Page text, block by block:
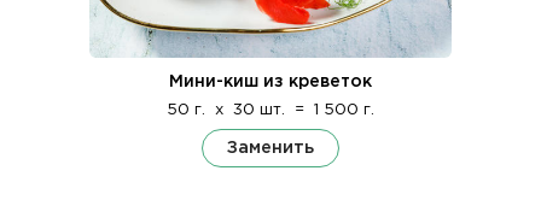
Мини-киш из креветок
50 г. x 30 шт. = 1 500 г.
Заменить